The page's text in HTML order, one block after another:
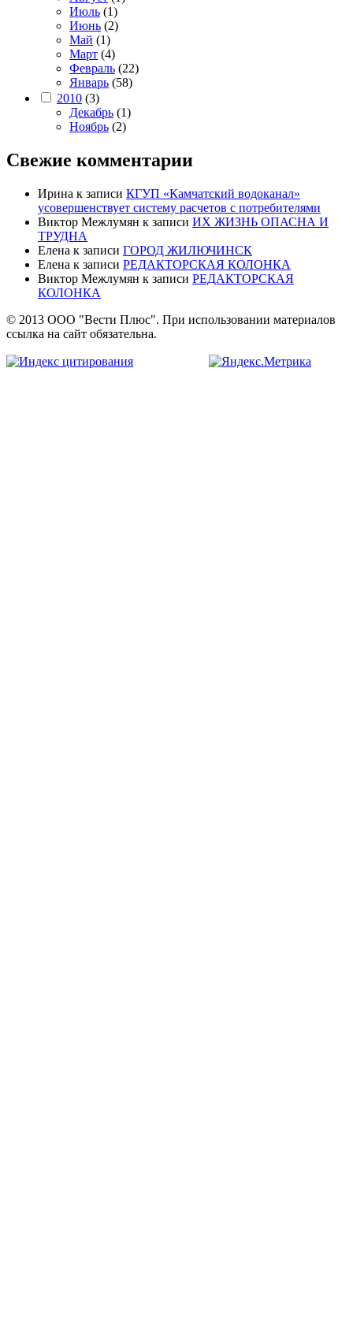
Июль (1)
Июнь (2)
Май (1)
Март (4)
Февраль (22)
Январь (58)
2010 (3)
Декабрь (1)
Ноябрь (2)
Свежие комментарии
Ирина к записи КГУП «Камчатский водоканал»
усовершенствует систему расчетов с потребителями
Виктор Межлумян к записи ИХ ЖИЗНЬ ОПАСНА И
ТРУДНА
Елена к записи ГОРОД ЖИЛЮЧИНСК
Елена к записи РЕДАКТОРСКАЯ КОЛОНКА
Виктор Межлумян к записи РЕДАКТОРСКАЯ
КОЛОНКА
© 2013 ООО "Вести Плюс". При использовании материалов
ссылка на сайт обязательна.